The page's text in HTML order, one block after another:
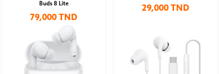
Buds 8 Lite
79,000 TND
29,000 TND